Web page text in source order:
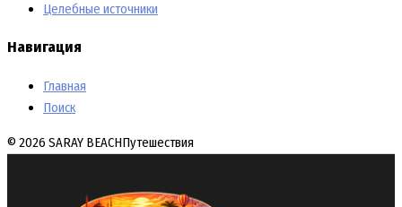
Целебные источники
Навигация
Главная
Поиск
© 2026 SARAY BEACHПутешествия